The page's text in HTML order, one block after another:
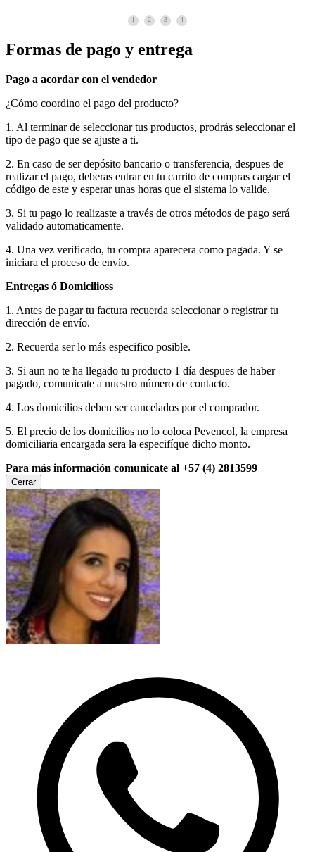
1 2 3 4
Formas de pago y entrega
Pago a acordar con el vendedor
¿Cómo coordino el pago del producto?
1. Al terminar de seleccionar tus productos, prodrás seleccionar el
tipo de pago que se ajuste a ti.
2. En caso de ser depósito bancario o transferencia, despues de
realizar el pago, deberas entrar en tu carrito de compras cargar el
código de este y esperar unas horas que el sistema lo valide.
3. Si tu pago lo realizaste a través de otros métodos de pago será
validado automaticamente.
4. Una vez verificado, tu compra aparecera como pagada. Y se
iniciara el proceso de envío.
Entregas ó Domicilioss
1. Antes de pagar tu factura recuerda seleccionar o registrar tu
dirección de envío.
2. Recuerda ser lo más especifico posible.
3. Si aun no te ha llegado tu producto 1 día despues de haber
pagado, comunicate a nuestro número de contacto.
4. Los domicilios deben ser cancelados por el comprador.
5. El precio de los domicilios no lo coloca Pevencol, la empresa
domiciliaria encargada sera la especifíque dicho monto.
Para más información comunicate al +57 (4) 2813599
Cerrar
×